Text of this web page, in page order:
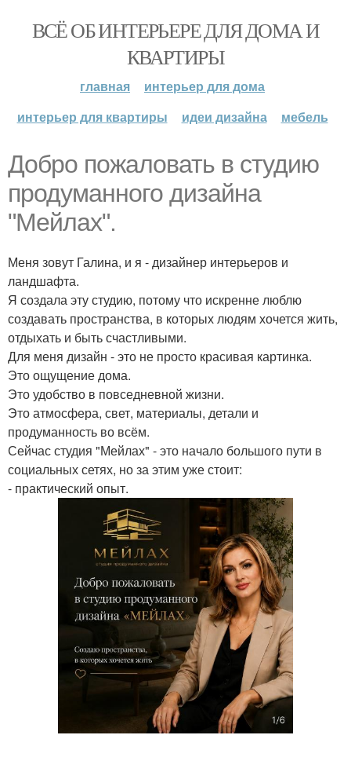
ВСЁ ОБ ИНТЕРЬЕРЕ ДЛЯ ДОМА И
КВАРТИРЫ
главная
интерьер для дома
интерьер для квартиры
идеи дизайна мебель
Добро пожаловать в студию
продуманного дизайна
"Мейлах".
Меня зовут Галина, и я - дизайнер интерьеров и
ландшафта.
Я создала эту студию, потому что искренне люблю
создавать пространства, в которых людям хочется жить,
отдыхать и быть счастливыми.
Для меня дизайн - это не просто красивая картинка.
Это ощущение дома.
Это удобство в повседневной жизни.
Это атмосфера, свет, материалы, детали и
продуманность во всём.
Сейчас студия "Мейлах" - это начало большого пути в
социальных сетях, но за этим уже стоит:
- практический опыт.